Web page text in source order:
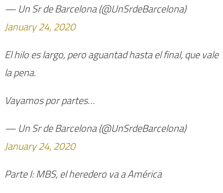
— Un Sr de Barcelona (@UnSrdeBarcelona)
January 24, 2020
El hilo es largo, pero aguantad hasta el final, que vale
la pena.
Vayamos por partes…
— Un Sr de Barcelona (@UnSrdeBarcelona)
January 24, 2020
Parte I: MBS, el heredero va a América